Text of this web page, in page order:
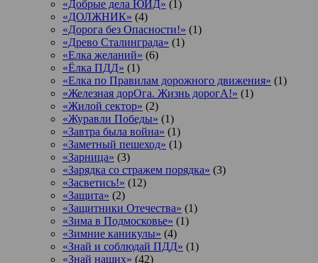
«Добрые дела ЮИД» (1)
«ДОЛЖНИК» (4)
«Дорога без Опасности!» (1)
«Древо Сталинграда» (1)
«Елка желаний» (6)
«Ёлка ПДД» (1)
«Елка по Правилам дорожного движения» (1)
«Железная дорОга. Жизнь дорогА!» (1)
«Жилой сектор» (2)
«Журавли Победы» (1)
«Завтра была война» (1)
«Заметный пешеход» (1)
«Зарница» (3)
«Зарядка со стражем порядка» (3)
«Засветись!» (12)
«Защита» (2)
«Защитники Отечества» (1)
«Зима в Подмосковье» (1)
«Зимние каникулы» (4)
«Знай и соблюдай ПДД» (1)
«Знай наших» (42)